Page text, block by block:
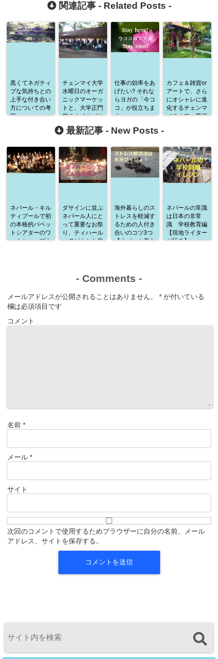
関連記事 - Related Posts -
黒くてネガティ
ブな気持ちとの
上手な付き合い
方についての考
察
チェンマイ大学
水曜日のオーガ
ニックマーケッ
トと、大学正門
前のナイトバサ
ールに行ってき
たよ
仕事の効率をあ
げたい? それな
らヨガの「今コ
コ」が役立ちま
す。
カフェ＆雑貨or
アートで、さら
にオシャレに進
化するチェンマ
イのカフェ事情
最新記事 - New Posts -
ネパール・キル
ティプールで初
の本格的パペッ
トシアターのワ
ークショップ！
ダサインに並ぶ
ネパール人にと
って重要なお祭
り、ティハール
ってどんなお祭
海外暮らしのス
トレスを軽減す
るための人付き
合いのコツ3つ
【ネパール暮ら
ネパールの常識
は日本の非常
識 学校教育編
【現地ライター
が語る】
- Comments -
メールアドレスが公開されることはありません。 * が付いている
欄は必須項目です
コメント
名前 *
メール *
サイト
次回のコメントで使用するためブラウザーに自分の名前、メール
アドレス、サイトを保存する。